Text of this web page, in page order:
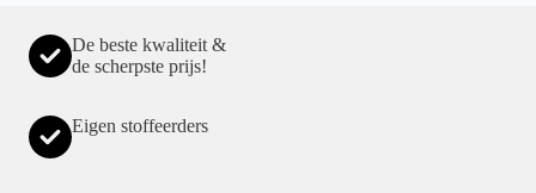
De beste kwaliteit &
de scherpste prijs!
Eigen stoffeerders